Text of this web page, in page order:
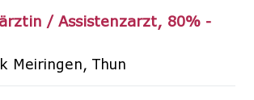
/ Assistenzarzt
80% -
Meiringen Thun